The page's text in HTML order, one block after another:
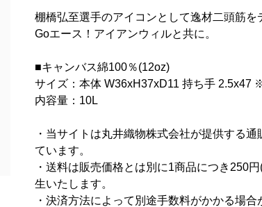
棚橋弘至選手のアイコンとして逸材二頭筋を
Goエース！アイアンウィルと共に。
■キャンバス綿100％(12oz)
サイズ：本体 W36xH37xD11 持ち手 2.5x47
内容量：10L
・当サイトは丸井織物株式会社が提供する
ています。
・送料は販売価格とは別に1商品につき250
生いたします。
・決済方法によって別途手数料がかかる場合